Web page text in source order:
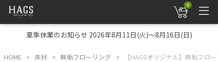
0
夏季休業のお知らせ 2026年8月11日(火)～8月16日(日)
HOME 床材 無垢フローリング 【HAGSオリジナル】無垢フロ